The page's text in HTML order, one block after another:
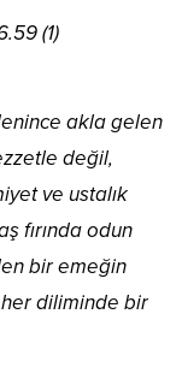
akla gelen
değil,
ve ustalık
fırında odun
bir emeğin
her diliminde bir